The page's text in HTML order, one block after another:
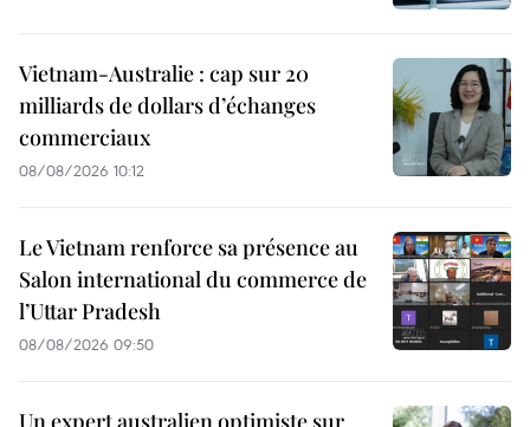
Vietnam-Australie : cap sur 20
milliards de dollars d’échanges
commerciaux
08/08/2026 10:12
Le Vietnam renforce sa présence au
Salon international du commerce de
l’Uttar Pradesh
08/08/2026 09:50
Un expert australien optimiste sur